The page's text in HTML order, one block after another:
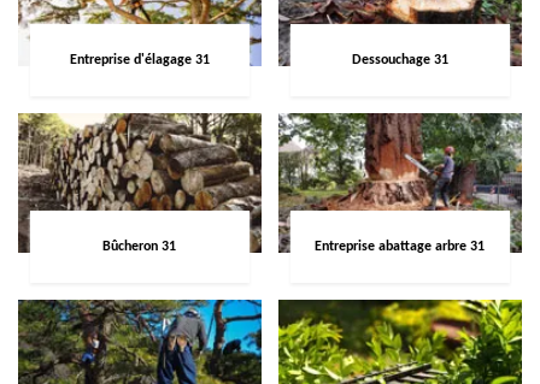
Entreprise d'élagage 31 Dessouchage 31
Bûcheron 31 Entreprise abattage arbre 31